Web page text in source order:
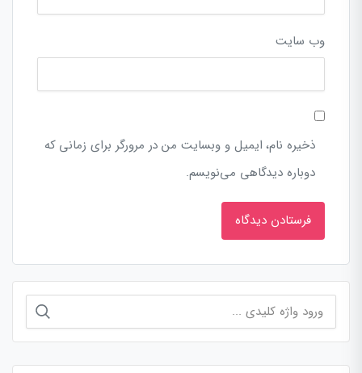
وب‌ سایت
ذخیره نام، ایمیل و وبسایت من در مرورگر برای زمانی که
دوباره دیدگاهی می‌نویسم.
جستجو
برای: